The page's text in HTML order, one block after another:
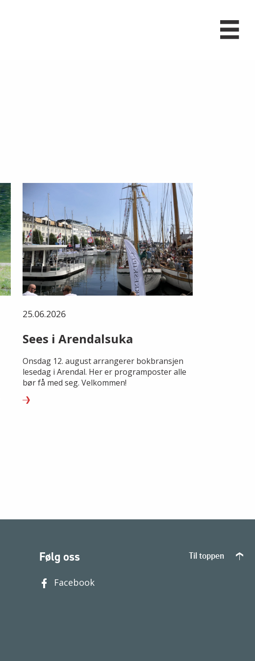
25.06.2026
Sees i Arendalsuka
Onsdag 12. august arrangerer bokbransjen
lesedag i Arendal. Her er programposter alle
bør få med seg. Velkommen!
Følg oss
Facebook
Til toppen